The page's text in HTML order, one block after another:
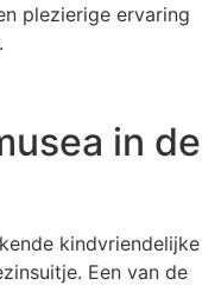
plezierige ervaring
in de
kindvriendelijke
Een van de